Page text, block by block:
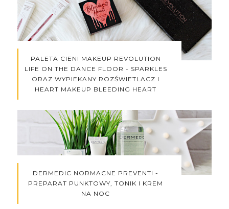
PALETA CIENI MAKEUP REVOLUTION
LIFE ON THE DANCE FLOOR - SPARKLES
ORAZ WYPIEKANY ROZŚWIETLACZ I
HEART MAKEUP BLEEDING HEART
DERMEDIC NORMACNE PREVENTI -
PREPARAT PUNKTOWY, TONIK I KREM
NA NOC